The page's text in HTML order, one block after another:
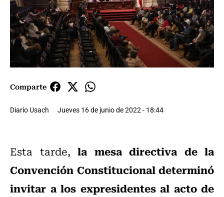
Comparte
Diario Usach Jueves 16 de junio de 2022 - 18:44
Esta tarde, la mesa directiva de la
Convención Constitucional determinó
invitar a los expresidentes al acto de